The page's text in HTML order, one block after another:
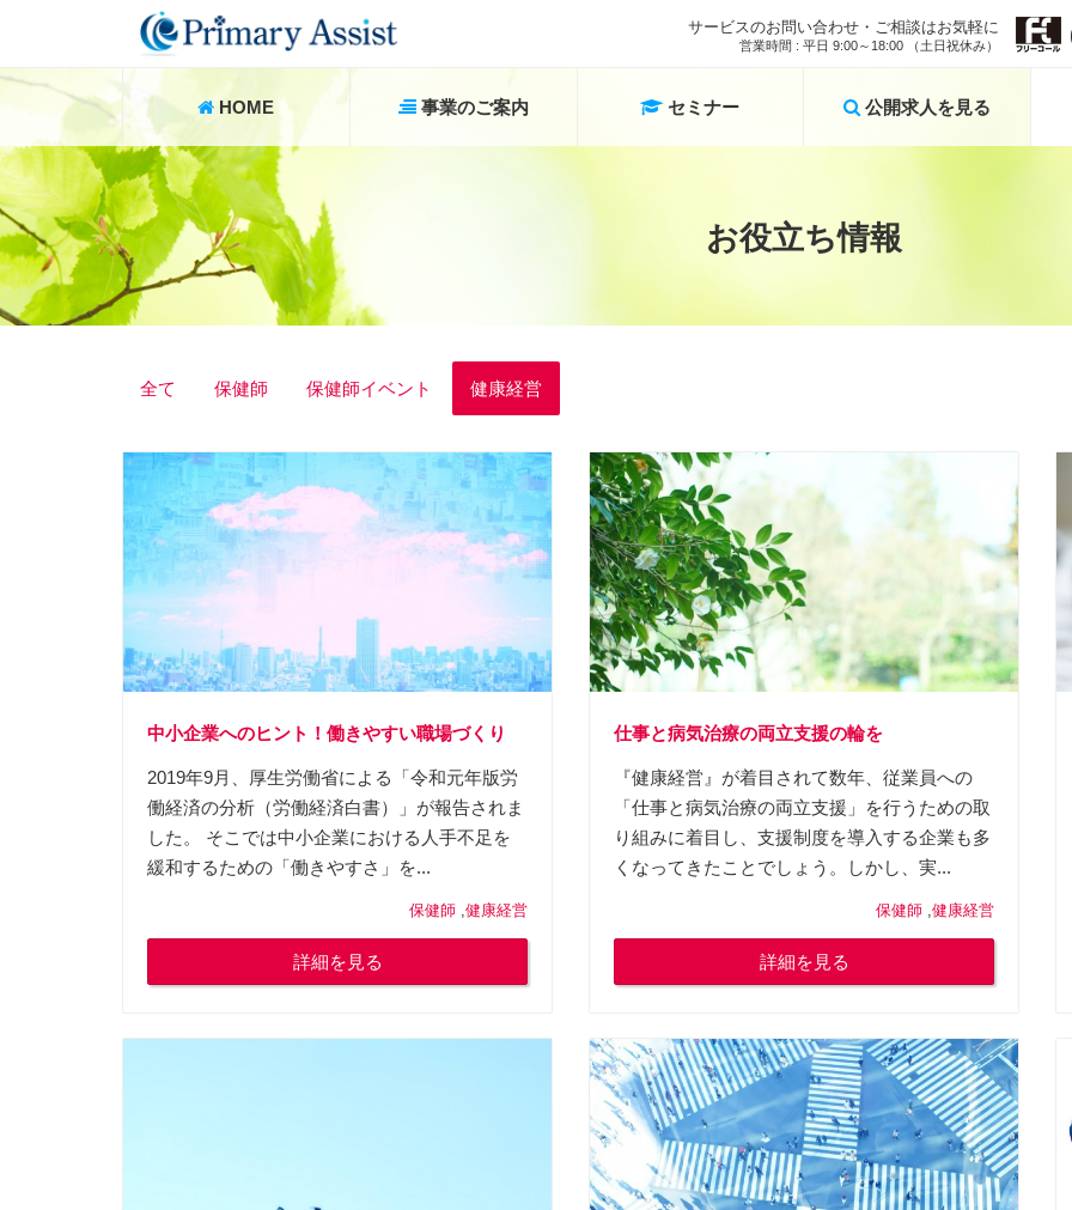
サービスのお問い合わせ・ご相談はお気軽に
営業時間 : 平日 9:00～18:00 （土日祝休み）
HOME 事業のご案内 セミナー 公開求人を見る
お役立ち情報
全て 保健師 保健師イベント 健康経営
中小企業へのヒント！働きやすい職場づくり
2019年9月、厚生労働省による「令和元年版労
働経済の分析（労働経済白書）」が報告されま
した。 そこでは中小企業における人手不足を
緩和するための「働きやすさ」を...
保健師 健康経営
詳細を見る
仕事と病気治療の両立支援の輪を
『健康経営』が着目されて数年、従業員への
「仕事と病気治療の両立支援」を行うための取
り組みに着目し、支援制度を導入する企業も多
くなってきたことでしょう。しかし、実...
保健師 健康経営
詳細を見る